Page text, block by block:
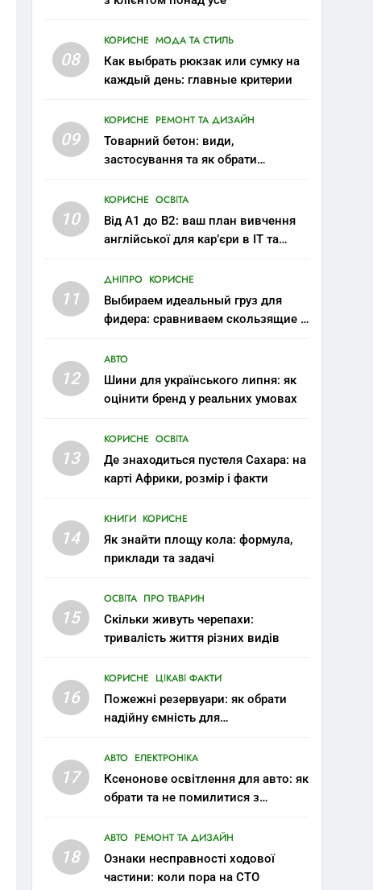
08
КОРИСНЕ МОДА ТА СТИЛЬ
Как выбрать рюкзак или сумку на
каждый день: главные критерии
09
КОРИСНЕ РЕМОНТ ТА ДИЗАЙН
Товарний бетон: види,
застосування та як обрати
10
КОРИСНЕ ОСВІТА
Від A1 до B2: ваш план вивчення
англійської для кар’єри в IT та
11
ДНІПРО КОРИСНЕ
Выбираем идеальный груз для
фидера: сравниваем скользящие и
12
АВТО
Шини для українського липня: як
оцінити бренд у реальних умовах
13
КОРИСНЕ ОСВІТА
Де знаходиться пустеля Сахара: на
карті Африки, розмір і факти
14
КНИГИ КОРИСНЕ
Як знайти площу кола: формула,
приклади та задачі
15
ОСВІТА ПРО ТВАРИН
Скільки живуть черепахи:
тривалість життя різних видів
16
КОРИСНЕ ЦІКАВІ ФАКТИ
Пожежні резервуари: як обрати
надійну ємність для
17
АВТО ЕЛЕКТРОНІКА
Ксенонове освітлення для авто: як
обрати та не помилитися з
18
АВТО РЕМОНТ ТА ДИЗАЙН
Ознаки несправності ходової
частини: коли пора на СТО